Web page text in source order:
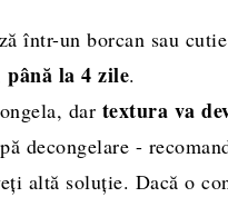
într-un borcan sau
până la 4 zile.
dar textura va
decongelare -
altă soluție. Dacă o